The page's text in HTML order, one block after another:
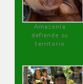
Amazonía
defiende su
territorio